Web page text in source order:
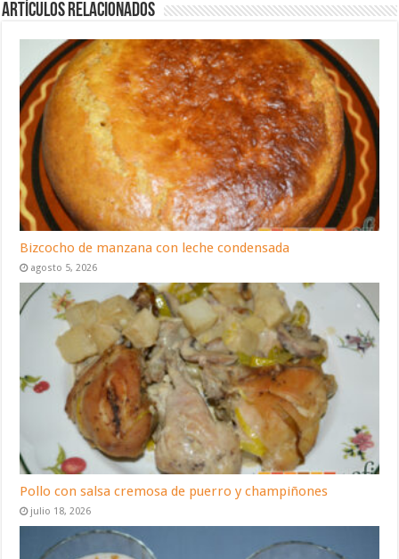
Artículos relacionados
Bizcocho de manzana con leche condensada
agosto 5, 2026
Pollo con salsa cremosa de puerro y champiñones
julio 18, 2026